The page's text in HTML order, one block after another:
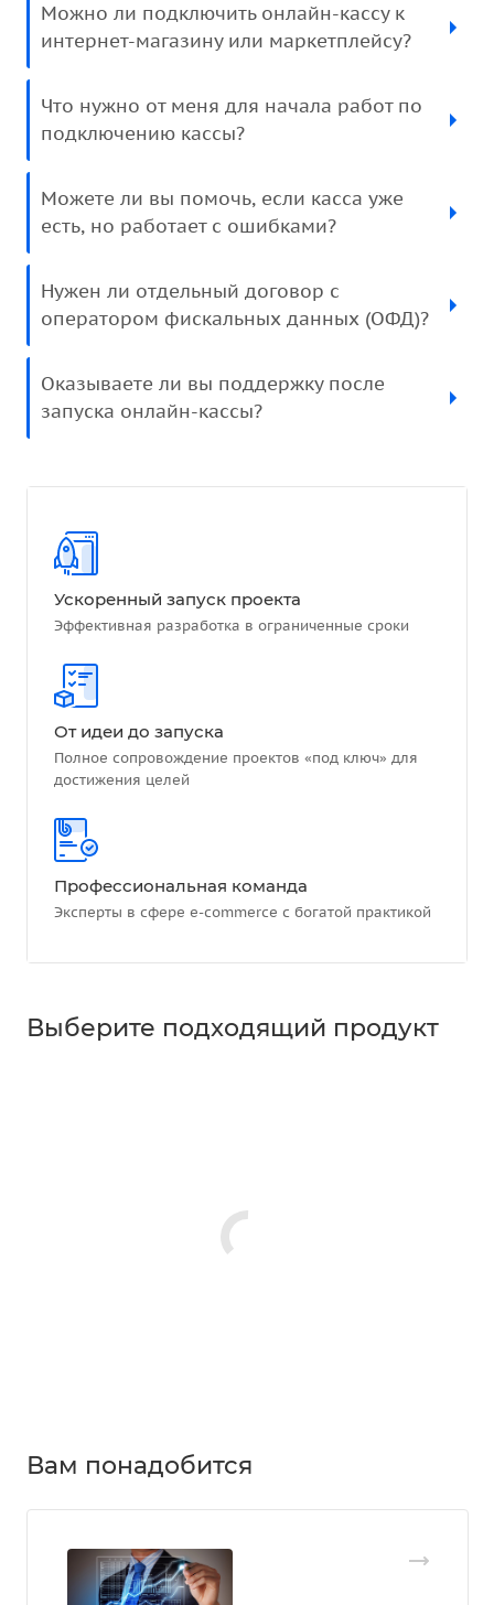
Можно ли подключить онлайн-кассу к
интернет-магазину или маркетплейсу?
Что нужно от меня для начала работ по
подключению кассы?
Можете ли вы помочь, если касса уже
есть, но работает с ошибками?
Нужен ли отдельный договор с
оператором фискальных данных (ОФД)?
Оказываете ли вы поддержку после
запуска онлайн-кассы?
Ускоренный запуск проекта
Эффективная разработка в ограниченные сроки
От идеи до запуска
Полное сопровождение проектов «под ключ» для
достижения целей
Профессиональная команда
Эксперты в сфере e-commerce с богатой практикой
Выберите подходящий продукт
Вам понадобится